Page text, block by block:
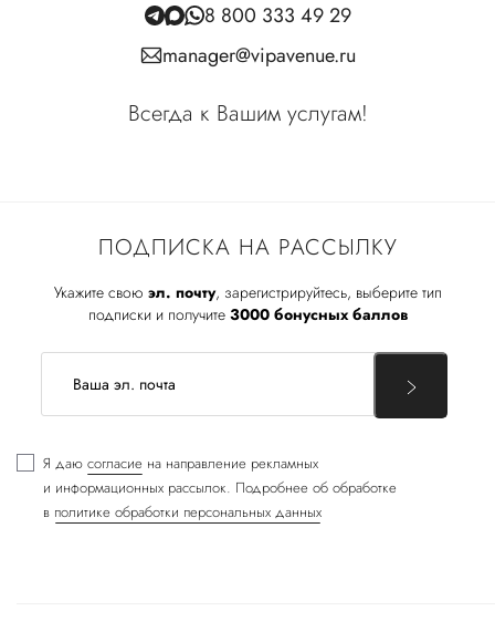
ПОДПИСКА НА РАССЫЛКУ
Укажите свою эл. почту, зарегистрируйтесь, выберите тип
подписки и получите 3000 бонусных баллов
Я даю согласие на направление рекламных
и информационных рассылок. Подробнее об обработке
в политике обработки персональных данных
8 800 333 49 29
manager@vipavenue.ru
Всегда к Вашим услугам!